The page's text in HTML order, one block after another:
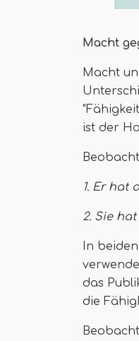
Macht
Macht
ist der
1. Er hat
2. Sie
In
das
die